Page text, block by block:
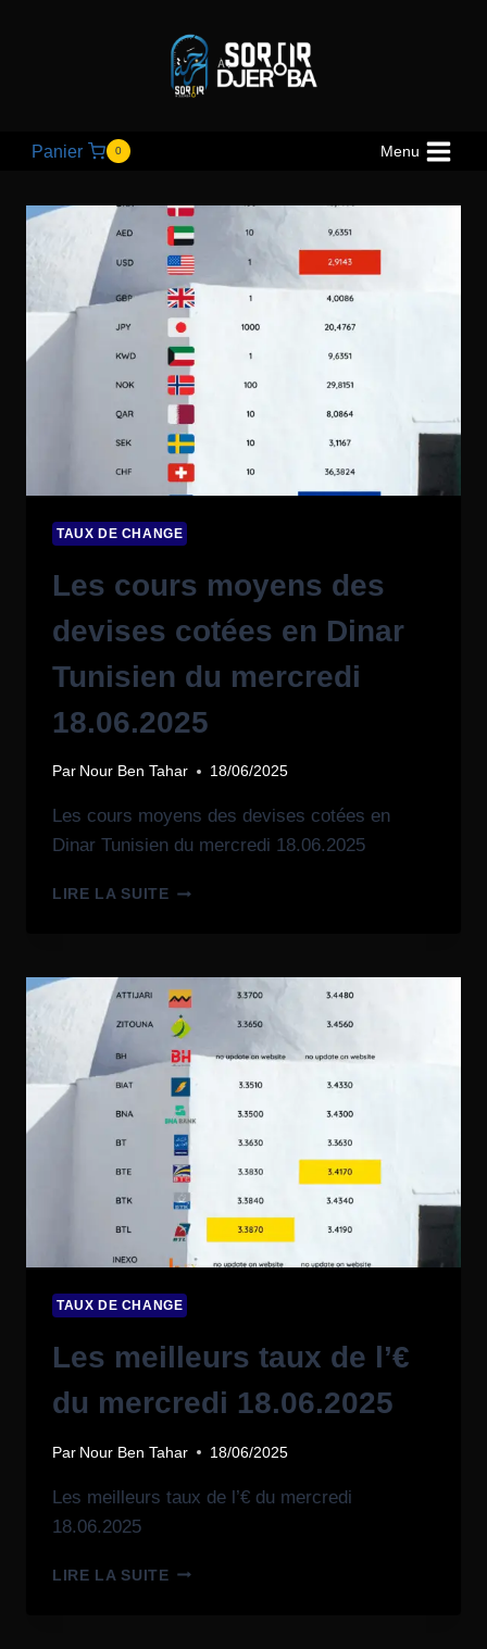
Panier 0 Menu
TAUX DE CHANGE
Les cours moyens des
devises cotées en Dinar
Tunisien du mercredi
18.06.2025
Par Nour Ben Tahar 18/06/2025
Les cours moyens des devises cotées en
Dinar Tunisien du mercredi 18.06.2025
LIRE LA SUITE
TAUX DE CHANGE
Les meilleurs taux de l’€
du mercredi 18.06.2025
Par Nour Ben Tahar 18/06/2025
Les meilleurs taux de l’€ du mercredi
18.06.2025
LIRE LA SUITE